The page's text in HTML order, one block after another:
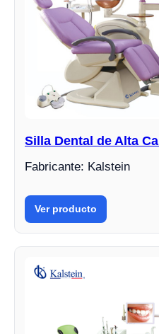
Silla Dental de Alta
Fabricante: Kalstein
Ver producto